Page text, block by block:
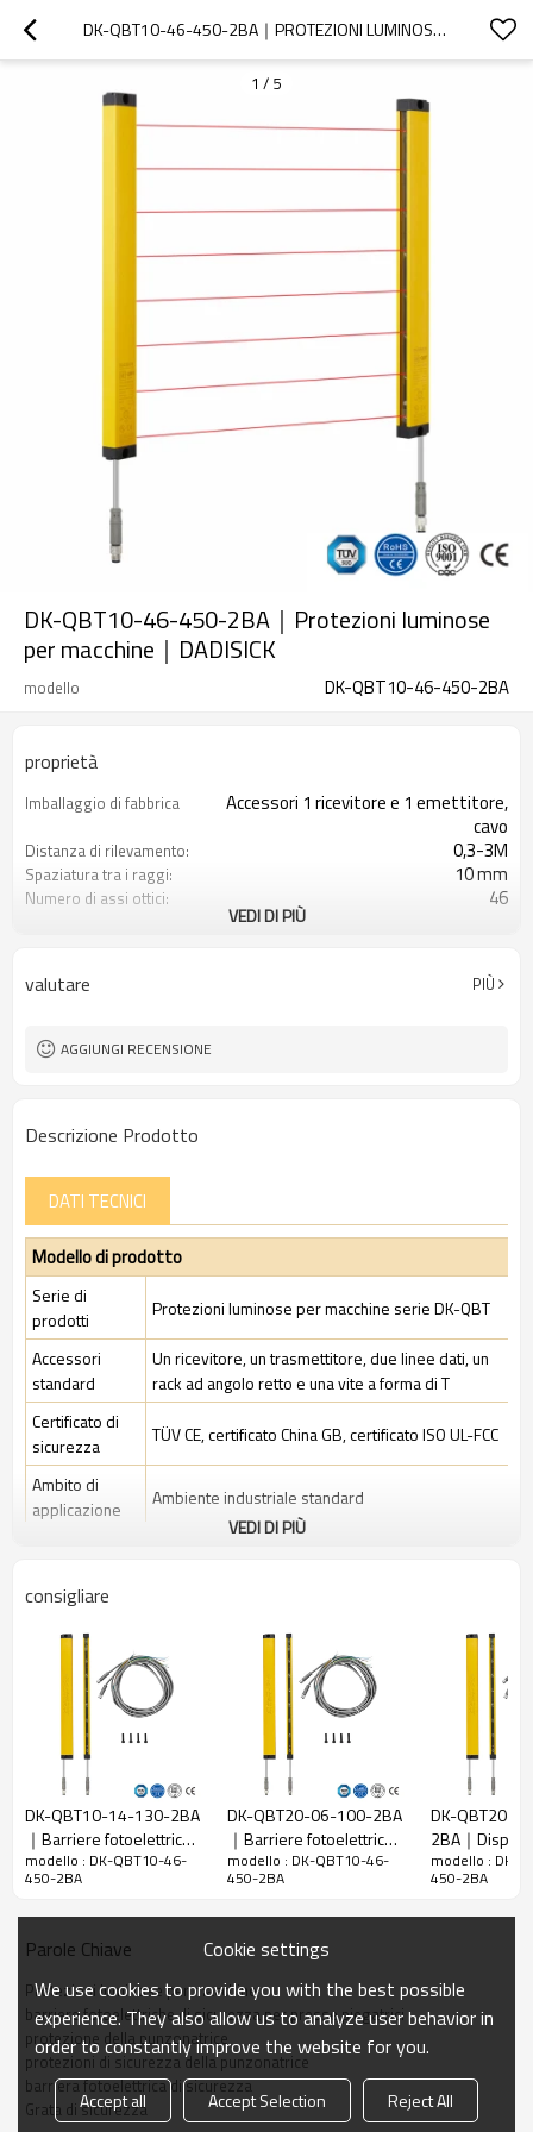
DK-QBT10-46-450-2BA｜PROTEZIONI LUMINOSE PER MACCHINE｜DADISICK
1 / 5
DK-QBT10-46-450-2BA｜Protezioni luminose
per macchine｜DADISICK
modello DK-QBT10-46-450-2BA
proprietà
Imballaggio di fabbrica
Accessori 1 ricevitore e 1 emettitore,
cavo
Distanza di rilevamento: 0,3-3M
Spaziatura tra i raggi: 10 mm
Numero di assi ottici: 46
Spina di interfaccia Dotato di connettore M8
VEDI DI PIÙ
valutare PIÙ
AGGIUNGI RECENSIONE
Descrizione Prodotto
DATI TECNICI
Modello di prodotto
Serie di
prodotti
Protezioni luminose per macchine serie DK-QBT
Accessori
standard
Un ricevitore, un trasmettitore, due linee dati, un
rack ad angolo retto e una vite a forma di T
Certificato di
sicurezza
TÜV CE, certificato China GB, certificato ISO UL-FCC
Ambito di
applicazione
Ambiente industriale standard
Spazio tra i
Rileva la
precisione
18 mm
Quantità di
travi
Raggio
d'azione
450 mm
Taglia del
prodotto
15mm*30mm*L, L è la lunghezza dell'emettitore e
del ricevitore.
Distanza di
rilevamento
30-3000mm
risposta
≤15ms
Dati meccanici
Materiale
dell'alloggiamento
VEDI DI PIÙ
consigliare
DK-QBT10-14-130-2BA
｜Barriere fotoelettriche
di sicurezza presso
pressa piegatrice｜
modello : DK-QBT10-46-
450-2BA
DK-QBT20-06-100-2BA
｜Barriere fotoelettriche
｜DADISICK
modello : DK-QBT10-46-
450-2BA
DK-QBT20-
2BA｜
sicurezza
DADISICK
modello : DK-
450-2BA
Parole Chiave
Protezioni luminose per macchine
barriere fotoelettriche di sicurezza per presse piegatrici
protezione della punzonatrice
protezioni di sicurezza della punzonatrice
barriera fotoelettrica di sicurezza
Grata di sicurezza
Cookie settings
We use cookies to provide you with the best possible
experience. They also allow us to analyze user behavior in
order to constantly improve the website for you.
Accept all Accept Selection Reject All